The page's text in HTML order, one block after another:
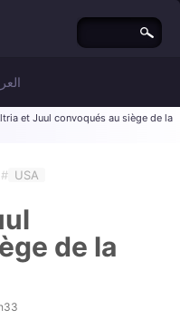
et Juul convoqués au siège de la
# USA
de la